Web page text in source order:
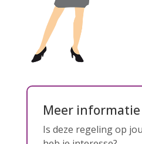
Meer informatie
Is deze regeling op